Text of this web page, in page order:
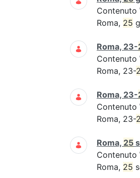
Contenuto
Roma, 25
Roma, 23-
Contenuto
Roma, 23-
Roma, 23-
Contenuto
Roma, 23-
Roma, 25
Contenuto
Roma, 25